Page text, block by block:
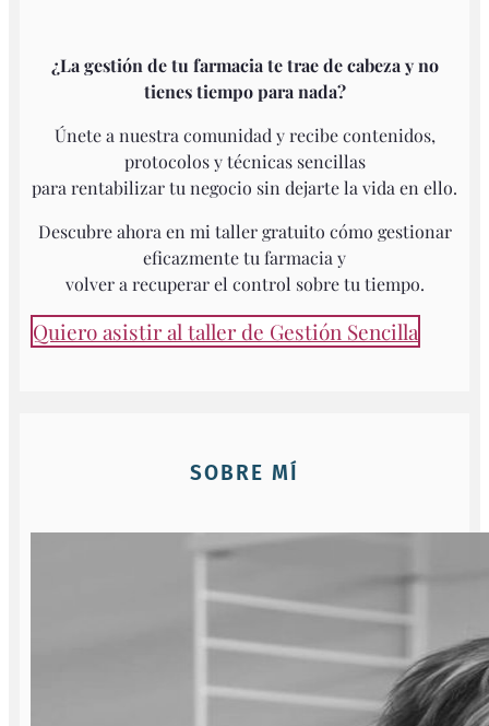
¿La gestión de tu farmacia te trae de cabeza y no
tienes tiempo para nada?
Únete a nuestra comunidad y recibe contenidos,
protocolos y técnicas sencillas
para rentabilizar tu negocio sin dejarte la vida en ello.
Descubre ahora en mi taller gratuito cómo gestionar
eficazmente tu farmacia y
volver a recuperar el control sobre tu tiempo.
Quiero asistir al taller de Gestión Sencilla
SOBRE MÍ